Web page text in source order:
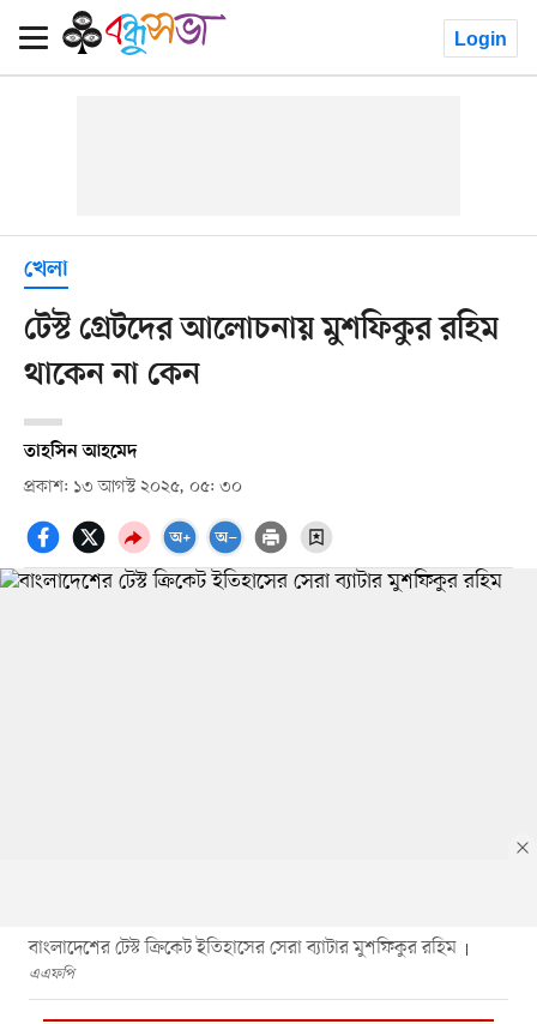
Login
খেলা
টেস্ট গ্রেটদের আলোচনায় মুশফিকুর রহিম
থাকেন না কেন
তাহসিন আহমেদ
প্রকাশ: ১৩ আগস্ট ২০২৫, ০৫: ৩০
বাংলাদেশের টেস্ট ক্রিকেট ইতিহাসের সেরা ব্যাটার মুশফিকুর রহিম
এএফপি